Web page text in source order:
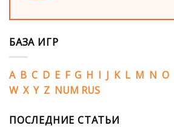
БАЗА ИГР
A B C D E F G H I J K L M N O
W X Y Z NUM RUS
ПОСЛЕДНИЕ СТАТЬИ